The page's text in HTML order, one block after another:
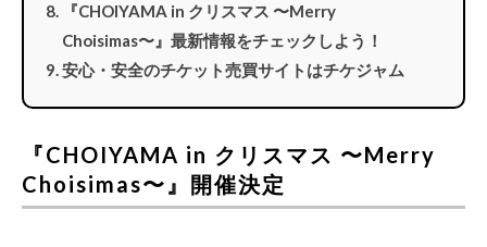
『CHOIYAMA in クリスマス 〜Merry
Choisimas〜』最新情報をチェックしよう！
安心・安全のチケット売買サイトはチケジャム
『CHOIYAMA in クリスマス 〜Merry
Choisimas〜』開催決定